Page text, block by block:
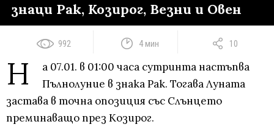
знаци Рак, Козирог, Везни и Овен
992 4 мин 10
Н
а 07.01. в 01:00 часа сутринта настъпва
Пълнолуние в знака Рак. Тогава Луната
застава в точна опозиция със Слънцето
преминаващо през Козирог.